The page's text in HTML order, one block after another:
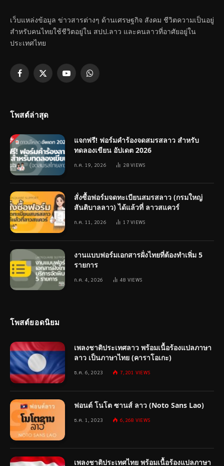
เว็บแหล่งข้อมูล ข่าวสารต่างๆ ด้านเศรษฐกิจ สังคม ชีวิตความเป็นอยู่
สำหรับคนไทยใช้ชีวิตอยู่ใน สปป.ลาว และคนลาวที่อาศัยอยู่ใน
ประเทศไทย
Facebook
X
YouTubeWhatsApp
โพสต์ล่าสุด
แจกฟรี! ฟอร์มคำร้องจดสมรสลาว สำหรับ
ทดลองเขียน อัปเดต 2026
ก.ค. 19, 2026 28VIEWS
สั่งซื้อฟอร์มจดทะเบียนสมรสลาว (กรมใหญ่
สันติบาลลาว) ได้แล้วที่ ลาวสแควร์
ก.ค. 11, 2026 17VIEWS
งานแบบฟอร์มเอกสารฝั่งไทยที่ต้องทำเพิ่ม 5
รายการ
ก.ค. 4, 2026 48 VIEWS
โพสต์ยอดนิยม
เพลงชาติประเทศลาว พร้อมเนื้อร้องแปลภาษา
ลาว เป็นภาษาไทย (คาราโอเกะ)
ธ.ค. 6, 2023 7,201 VIEWS
ฟอนต์ โนโต ซานส์ ลาว (Noto Sans Lao)
ธ.ค. 1, 2023 6,268 VIEWS
เพลงชาติประเทศไทย พร้อมเนื้อร้องแปลภาษา